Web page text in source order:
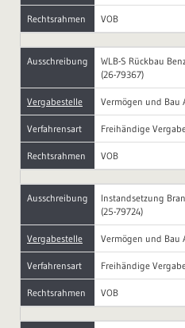
Rechtsrahmen VOB
Ausschreibung
WLB-S Rückbau
(26-79367)
Vergabestelle Vermögen und Bau
Verfahrensart Freihändige
Rechtsrahmen VOB
Ausschreibung
Instandsetzung
(25-79724)
Vergabestelle Vermögen und Bau
Verfahrensart Freihändige
Rechtsrahmen VOB